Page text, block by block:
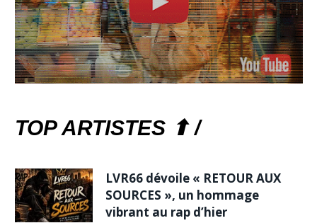
TOP ARTISTES ⬆ /
LVR66 dévoile « RETOUR AUX
SOURCES », un hommage
vibrant au rap d’hier